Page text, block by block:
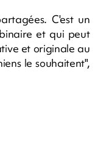
C'est un
et qui peut
et originale au
le souhaitent",